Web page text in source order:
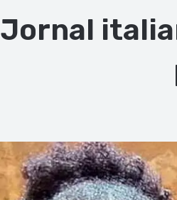
Jornal